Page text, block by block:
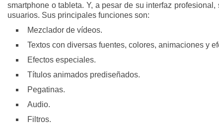
smartphone o tableta. Y, a pesar de su interfaz
usuarios. Sus principales funciones son:
Mezclador de vídeos.
Textos con diversas fuentes, colores, animaciones y
Efectos especiales.
Títulos animados prediseñados.
Pegatinas.
Audio.
Filtros.